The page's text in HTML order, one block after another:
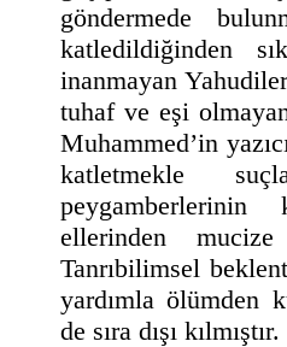
göndermede
katledildiğinden
inanmayan
tuhaf ve eşi
Muhammed’in
katletmekle
peygamberlerinin
ellerinden mucize
Tanrıbilimsel
yardımla ölümden
de sıra dışı kılmıştır.